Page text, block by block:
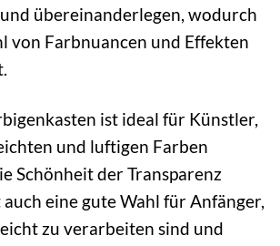
übereinanderlegen, wodurch
von Farbnuancen und Effekten
ist ideal für Künstler,
und luftigen Farben
Schönheit der Transparenz
auch eine gute Wahl für Anfänger,
zu verarbeiten sind und